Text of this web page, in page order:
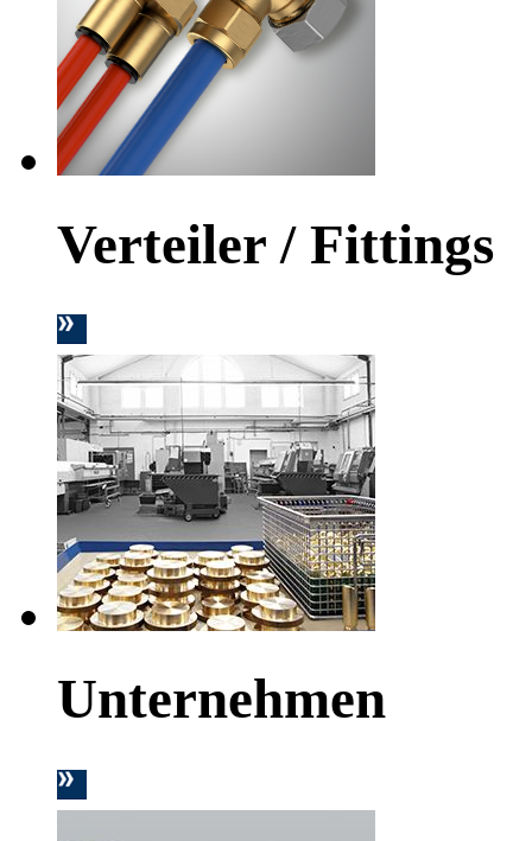
Verteiler / Fittings
Unternehmen